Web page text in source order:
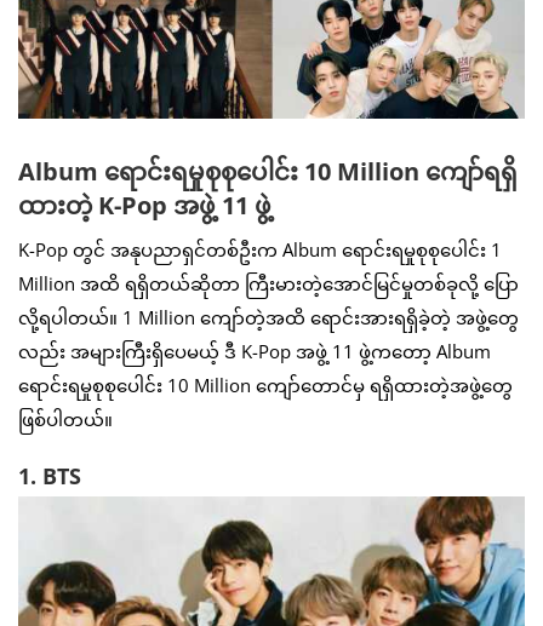
Album ရောင်းရမှုစုစုပေါင်း 10 Million ကျော်ရရှိ
ထားတဲ့ K-Pop အဖွဲ့ 11 ဖွဲ့
K-Pop တွင် အနုပညာရှင်တစ်ဦးက Album ရောင်းရမှုစုစုပေါင်း 1
Million အထိ ရရှိတယ်ဆိုတာ ကြီးမားတဲ့အောင်မြင်မှုတစ်ခုလို့ ပြော
လို့ရပါတယ်။ 1 Million ကျော်တဲ့အထိ ရောင်းအားရရှိခဲ့တဲ့ အဖွဲ့တွေ
လည်း အများကြီးရှိပေမယ့် ဒီ K-Pop အဖွဲ့ 11 ဖွဲ့ကတော့ Album
ရောင်းရမှုစုစုပေါင်း 10 Million ကျော်တောင်မှ ရရှိထားတဲ့အဖွဲ့တွေ
ဖြစ်ပါတယ်။
1. BTS